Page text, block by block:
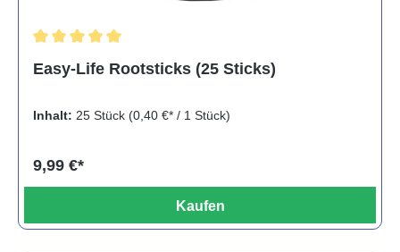
Easy-Life Rootsticks (25 Sticks)
Inhalt: 25 Stück (0,40 €* / 1 Stück)
9,99 €*
Kaufen